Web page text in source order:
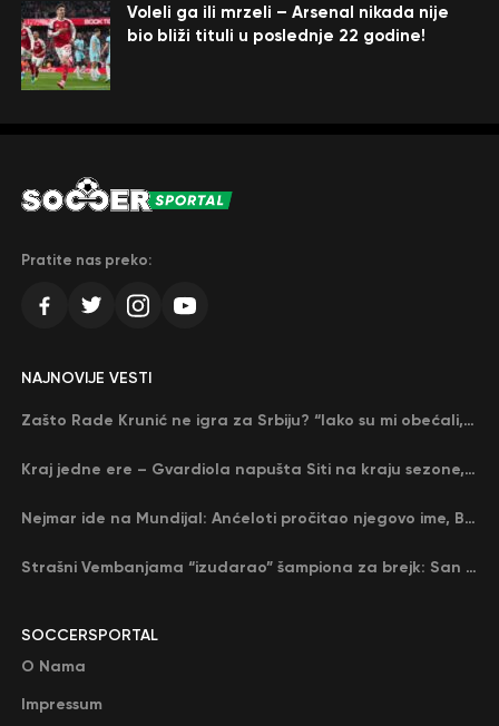
Voleli ga ili mrzeli – Arsenal nikada nije
bio bliži tituli u poslednje 22 godine!
Pratite nas preko:
SOCCERSPORTAL
O Nama
Impressum
NAJNOVIJE VESTI
Zašto Rade Krunić ne igra za Srbiju? “Iako su mi obećali, niko me nije zvao…”
Kraj jedne ere – Gvardiola napušta Siti na kraju sezone, menja ga njegov nekadašnji rival
Nejmar ide na Mundijal: Anćeloti pročitao njegovo ime, Brazil u delirijumu (VIDEO)
Strašni Vembanjama “izudarao” šampiona za brejk: San Antonio poveo protiv Oklahome